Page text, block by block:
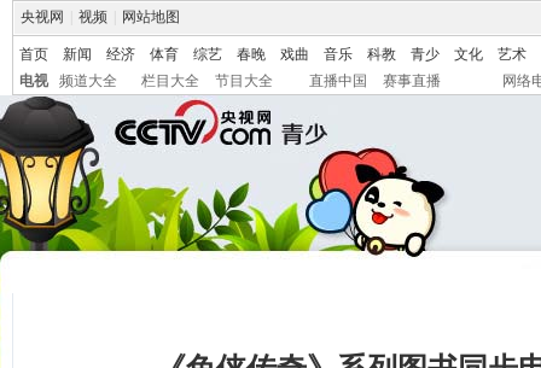
央视网 视频 网站地图
首页 新闻 经济 体育 综艺 春晚 戏曲 音乐 科教 青少 文化
艺术
电视
频道大全 栏目大全 节目大全 直播中国 赛事直播 网络